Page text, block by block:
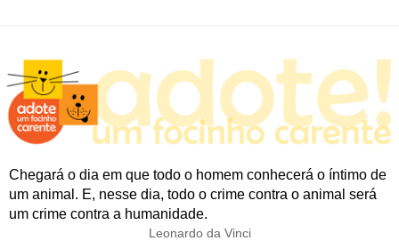
Chegará o dia em que todo o homem conhecerá o íntimo de
um animal. E, nesse dia, todo o crime contra o animal será
um crime contra a humanidade.
Leonardo da Vinci